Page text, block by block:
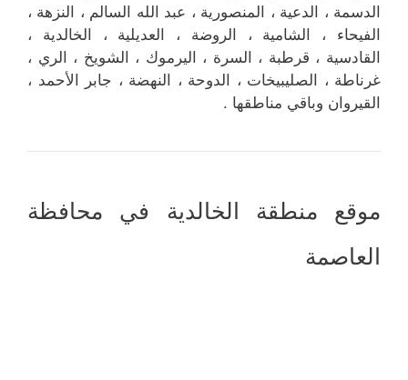
الدسمة ، الدعية ، المنصورية ، عبد الله السالم ، النزهة ،
الفيحاء ، الشامية ، الروضة ، العديلية ، الخالدية ،
القادسية ، قرطبة ، السرة ، اليرموك ، الشويخ ، الري ،
غرناطة ، الصليبيخات ، الدوحة ، النهضة ، جابر الأحمد ،
القيروان وباقي مناطقها .
موقع منطقة الخالدية في محافظة
العاصمة